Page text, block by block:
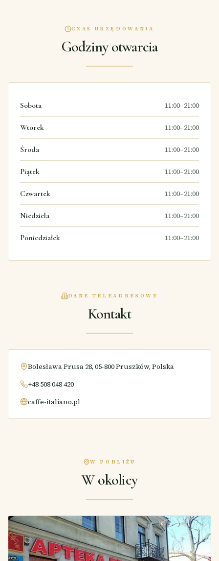
CZAS URZĘDOWANIA
Godziny otwarcia
Sobota 11:00–21:00
Wtorek 11:00–21:00
Środa 11:00–21:00
Piątek 11:00–21:00
Czwartek 11:00–21:00
Niedziela 11:00–21:00
Poniedziałek 11:00–21:00
DANE TELEADRESOWE
Kontakt
Bolesława Prusa 28, 05-800 Pruszków, Polska
+48 508 048 420
caffe-italiano.pl
W POBLIŻU
W okolicy